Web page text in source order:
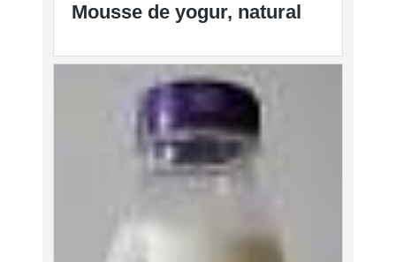
Mousse de yogur, natural